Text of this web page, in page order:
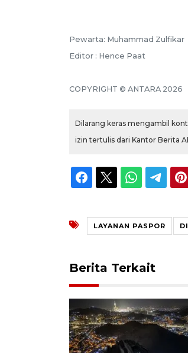
Pewarta: Muhammad Zulfikar
Editor : Hence Paat
COPYRIGHT © ANTARA 2026
Dilarang keras mengambil
izin tertulis dari Kantor Berita
LAYANAN PASPOR
Berita Terkait